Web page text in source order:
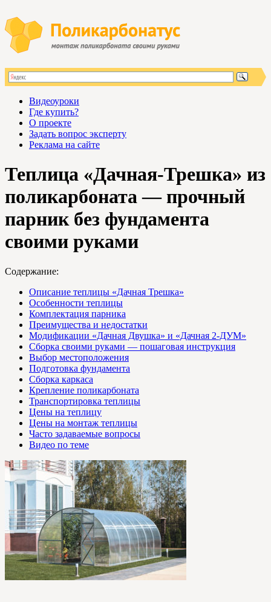
Видеоуроки
Где купить?
О проекте
Задать вопрос эксперту
Реклама на сайте
Теплица «Дачная-Трешка» из
поликарбоната — прочный
парник без фундамента
своими руками
Содержание:
Описание теплицы «Дачная Трешка»
Особенности теплицы
Комплектация парника
Преимущества и недостатки
Модификации «Дачная Двушка» и «Дачная 2-ДУМ»
Сборка своими руками — пошаговая инструкция
Выбор местоположения
Подготовка фундамента
Сборка каркаса
Крепление поликарбоната
Транспортировка теплицы
Цены на теплицу
Цены на монтаж теплицы
Часто задаваемые вопросы
Видео по теме